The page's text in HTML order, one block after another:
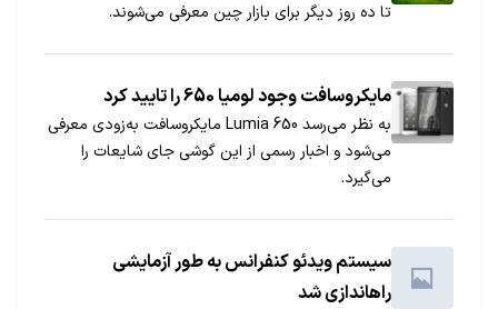
تا ده روز دیگر برای بازار چین معرفی می‌شوند.
مایکروسافت وجود لومیا 650 را تایید کرد
به نظر می‌رسد Lumia 650 مایکروسافت به‌زودی معرفی
می‌شود و اخبار رسمی از این گوشی جای شایعات را
می‌گیرد.
سیستم ویدئو کنفرانس به طور آزمایشی
راه‏اندازی شد